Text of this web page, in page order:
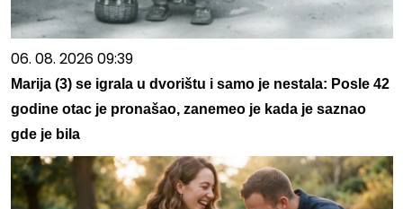
06. 08. 2026 09:39
Marija (3) se igrala u dvorištu i samo je nestala: Posle 42
godine otac je pronašao, zanemeo je kada je saznao
gde je bila